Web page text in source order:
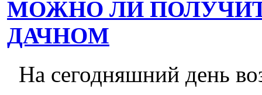
МОЖНО ЛИ
ДАЧНОМ
На сегодняшний день